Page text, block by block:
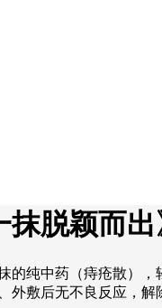
脱颖而出
纯中药（痔疮散）
敷后无不良反应，解